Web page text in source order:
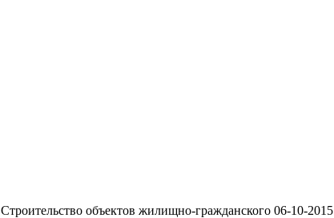
Строительство объектов жилищно-гражданского 06-10-2015